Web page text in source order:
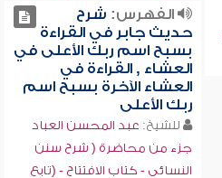
الفهرس: شرح
حديث جابر في القراءة
بسبح اسم ربك الأعلى في
العشاء , القراءة في
العشاء الآخرة بسبح اسم
ربك الأعلى
للشيخ: عبد المحسن العباد
جزء من محاضرة ( شرح سنن
النسائي - كتاب الافتتاح - (تابع